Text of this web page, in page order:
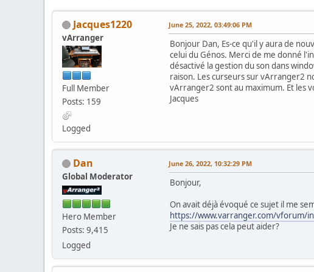
Jacques1220
vArranger
Full Member
Posts: 159
Logged
June 25, 2022, 03:49:06 PM
Bonjour Dan, Es-ce qu'il y aura de
celui du Génos. Merci de me donné
désactivé la gestion du son dans
raison. Les curseurs sur vArranger2
vArranger2 sont au maximum. Et les
Jacques
Dan
Global Moderator
Hero Member
Posts: 9,415
Logged
June 26, 2022, 10:32:29 PM
Bonjour,
On avait déjà évoqué ce sujet il me
https://www.varranger.com/vforum/
Je ne sais pas cela peut aider?